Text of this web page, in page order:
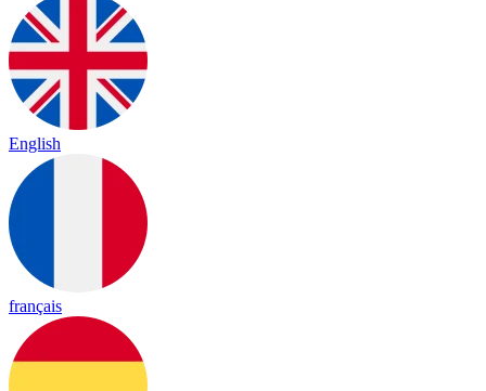
English
français